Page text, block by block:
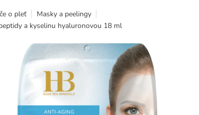
o pleť
Masky a peelingy
a kyselinu hyaluronovou 18 ml